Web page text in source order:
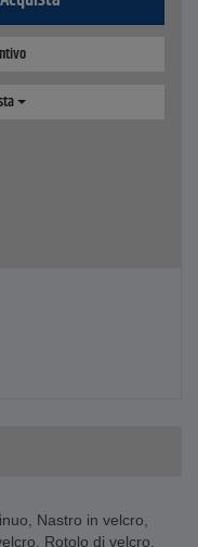
, Nastro in velcro,
, Rotolo di velcro,